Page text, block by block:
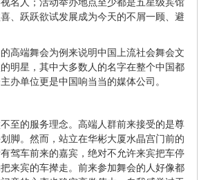
名人；活动举办地点至少都是五星级宾馆
、跃跃欲试发展成为今天的不屑一顾、避
高端舞会为例来说明中国上流社会舞会文
明星，其中大多数人的名字在整个中国都
办单位更是中国响当当的媒体公司。
至的服务理念。高端人群前来接受的是尊
脚。然而，站立在华彬大厦水晶宫门前的
驾车前来的嘉宾，绝对不允许来宾把车停
来宾的车撵走。前来参加舞会的人好像都